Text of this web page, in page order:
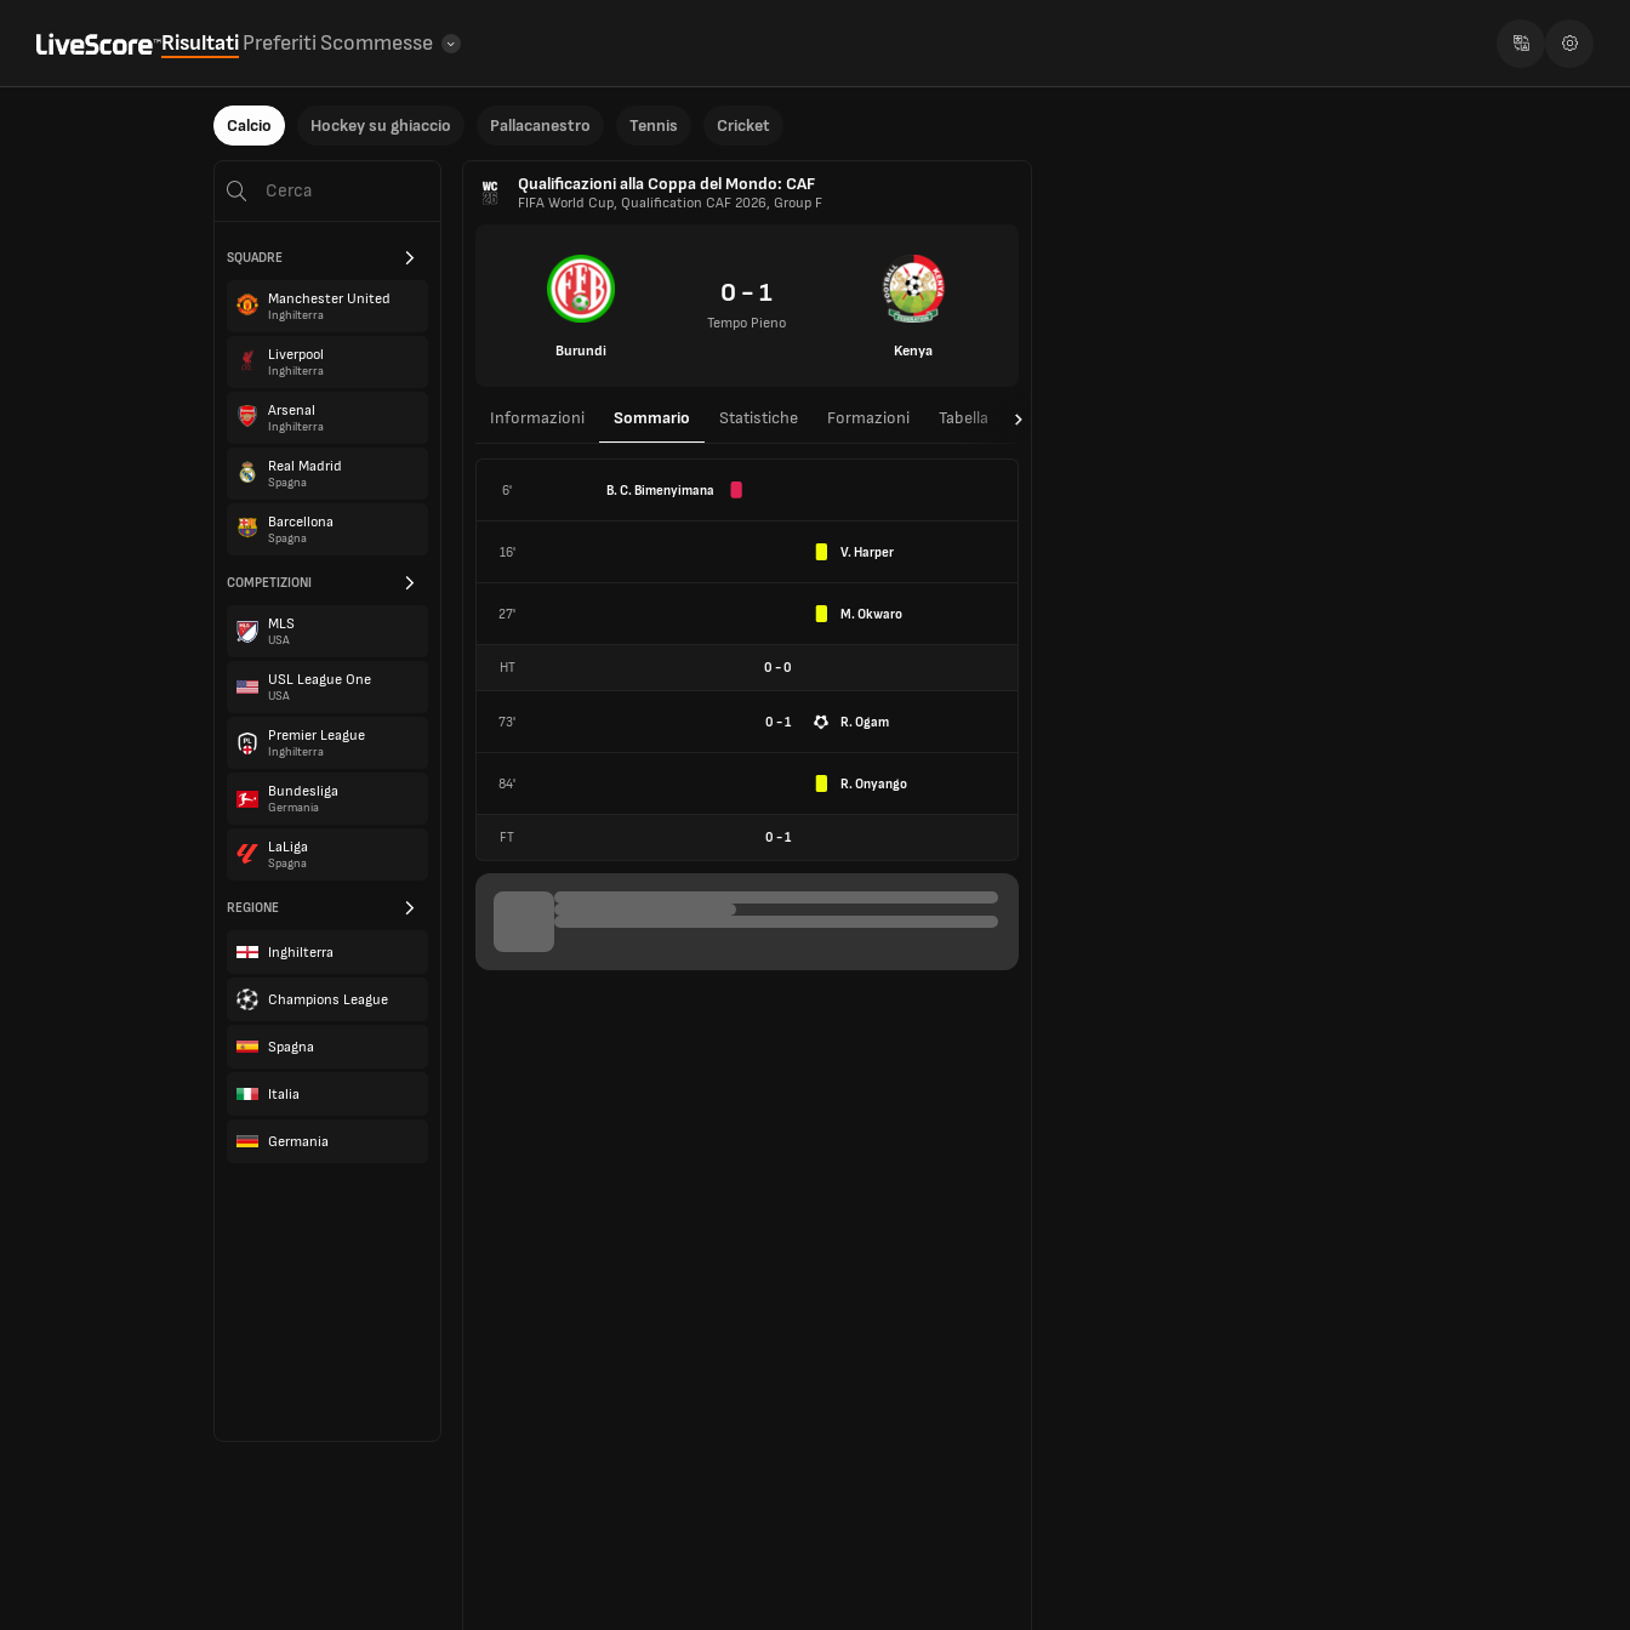
RisultatiPreferiti Scommesse
Calcio Hockey su ghiaccio Pallacanestro Tennis Cricket
SQUADRE
Manchester United
Inghilterra
Liverpool
Inghilterra
Arsenal
Inghilterra
Real Madrid
Spagna
Barcellona
Spagna
COMPETIZIONI
MLS
USA
USL League One
USA
Premier League
Inghilterra
Bundesliga
Germania
LaLiga
Spagna
REGIONE
Inghilterra
Champions League
Spagna
Italia
Germania
Qualificazioni alla Coppa del Mondo: CAF
FIFA World Cup, Qualification CAF 2026, Group F
Burundi
0 - 1
Tempo Pieno
Kenya
Informazioni Sommario Statistiche Formazioni Tabella T/T
6' B. C. Bimenyimana
16' V. Harper
27' M. Okwaro
HT 0 -0
73' 0 - 1 R. Ogam
84' R. Onyango
FT 0 -1